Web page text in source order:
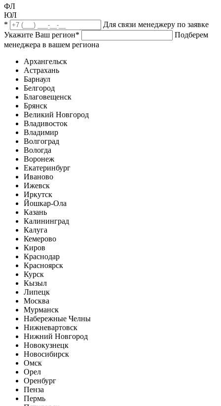
ФЛ
ЮЛ
*
Для связи менеджеру по заявке
Укажите Ваш регион*
Подберем
менеджера в вашем региона
Архангельск
Астрахань
Барнаул
Белгород
Благовещенск
Брянск
Великий Новгород
Владивосток
Владимир
Волгоград
Вологда
Воронеж
Екатеринбург
Иваново
Ижевск
Иркутск
Йошкар-Ола
Казань
Калининград
Калуга
Кемерово
Киров
Краснодар
Красноярск
Курск
Кызыл
Липецк
Москва
Мурманск
Набережные Челны
Нижневартовск
Нижний Новгород
Новокузнецк
Новосибирск
Омск
Орел
Оренбург
Пенза
Пермь